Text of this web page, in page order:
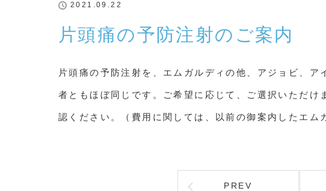
2021.09.22
片頭痛の予防注射のご案内
片頭痛の予防注射を、エムガルディの他、アジョビ、
者ともほぼ同じです。ご希望に応じて、ご選択いただけ
認ください。（費用に関しては、以前の御案内したエム
PREV